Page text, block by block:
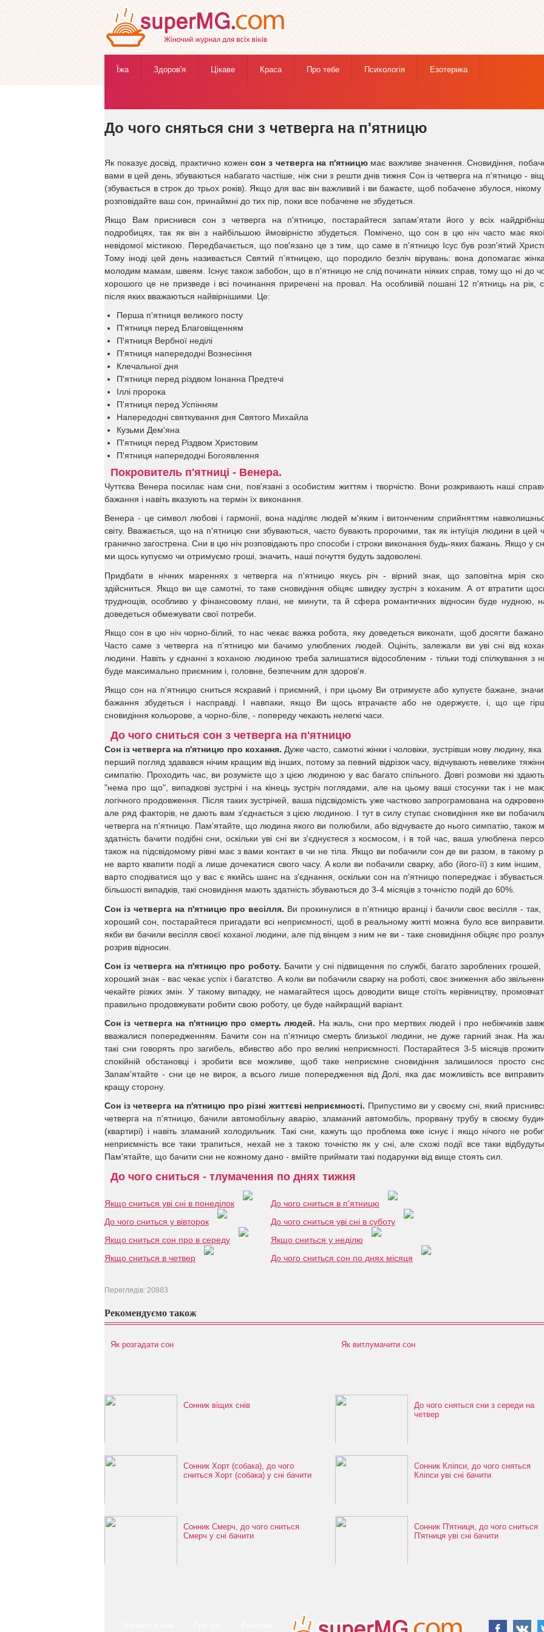
Їжа Здоров'я Цікаве Краса Про тебе Психологія Езотерика
До чого сняться сни з четверга на п'ятницю
Як показує досвід, практично коженсон з четверга на п'ятницюмає важливе значення. Сновидіння,
вами в цей день, збуваються набагато частіше, ніж сни з решти днів тижня Сон із четверга на п'ятницю -
(збувається в строк до трьох років). Якщо для вас він важливий і ви бажаєте, щоб побачене збулося, нікому
розповідайте ваш сон, принаймні до тих пір, поки все побачене не збудеться.
Якщо Вам приснився сон з четверга на п'ятницю, постарайтеся запам'ятати його у всіх
подробицях, так як він з найбільшою ймовірністю збудеться. Помічено, що сон в цю ніч часто має
невідомої містикою. Передбачається, що пов'язано це з тим, що саме в п'ятницю Ісус був розп'ятий
Тому іноді цей день називається Святий п'ятницею, що породило безліч вірувань: вона допомагає
молодим мамам, швеям. Існує також забобон, що в п'ятницю не слід починати ніяких справ, тому що ні до
хорошого це не призведе і всі починання приречені на провал. На особливій пошані 12 п'ятниць на рік,
після яких вважаються найвірнішими. Це:
Перша п'ятниця великого посту
П'ятниця перед Благовіщенням
П'ятниця Вербної неділі
П'ятниця напередодні Вознесіння
Клечальної дня
П'ятниця перед різдвом Іонанна Предтечі
Іллі пророка
П'ятниця перед Успінням
Напередодні святкування дня Святого Михайла
Кузьми Дем'яна
П'ятниця перед Різдвом Христовим
П'ятниця напередодні Богоявлення
Покровитель п'ятниці - Венера.
Чуттєва Венера посилає нам сни, пов'язані з особистим життям і творчістю. Вони розкривають наші
бажання і навіть вказують на термін їх виконання.
Венера - це символ любові і гармонії, вона наділяє людей м'яким і витонченим сприйняттям
світу. Вважається, що на п'ятницю сни збуваються, часто бувають пророчими, так як інтуїція людини в цей
гранично загострена. Сни в цю ніч розповідають про способи і строки виконання будь-яких бажань. Якщо у
ми щось купуємо чи отримуємо гроші, значить, наші почуття будуть задоволені.
Придбати в нічних мареннях з четверга на п'ятницю якусь річ - вірний знак, що заповітна мрія
здійсниться. Якщо ви ще самотні, то таке сновидіння обіцяє швидку зустріч з коханим. А от втратити
труднощів, особливо у фінансовому плані, не минути, та й сфера романтичних відносин буде нудною,
доведеться обмежувати свої потреби.
Якщо сон в цю ніч чорно-білий, то нас чекає важка робота, яку доведеться виконати, щоб досягти
Часто саме з четверга на п'ятницю ми бачимо улюблених людей. Оцініть, залежали ви уві сні від
людини. Навіть у єднанні з коханою людиною треба залишатися відособленим - тільки тоді спілкування з
буде максимально приємним і, головне, безпечним для здоров'я.
Якщо сон на п'ятницю сниться яскравий і приємний, і при цьому Ви отримуєте або купуєте бажане,
бажання збудеться і насправді. І навпаки, якщо Ви щось втрачаєте або не одержуєте, і, що ще
сновидіння кольорове, а чорно-біле, - попереду чекають нелегкі часи.
До чого сниться сон з четверга на п'ятницю
Сон із четверга на п'ятницю про кохання. Дуже часто, самотні жінки і чоловіки, зустрівши нову людину, яка
перший погляд здавався нічим кращим від інших, потому за певний відрізок часу, відчувають невелике
симпатію. Проходить час, ви розумієте що з цією людиною у вас багато спільного. Довгі розмови які
"нема про що", випадкові зустрічі і на кінець зустріч поглядами, але на цьому ваші стосунки так і не
логічного продовження. Після таких зустрічей, ваша підсвідомість уже частково запрограмована на
але ряд факторів, не дають вам з'єднається з цією людиною. І тут в силу ступає сновидіння яке ви
четверга на п'ятницю. Пам'ятайте, що людина якого ви полюбили, або відчуваєте до нього симпатію, також
здатність бачити подібні сни, оскільки уві сні ви з'єднуєтеся з космосом, і в той час, ваша улюблена
також на підсвідомому рівні має з вами контакт в чи не тіла. Якщо ви побачили сон де ви разом, в такому
не варто квапити події а лише дочекатися свого часу. А коли ви побачили сварку, або (його-її) з ким іншим,
варто сподіватися що у вас є якийсь шанс на з'єднання, оскільки сон на п'ятницю попереджає і
більшості випадків, такі сновидіння мають здатність збуваються до 3-4 місяців з точністю подій до 60%.
Сон із четверга на п'ятницю про весілля. Ви прокинулися в п'ятницю вранці і бачили своє весілля - так,
хороший сон, постарайтеся пригадати всі неприємності, щоб в реальному житті можна було все
якби ви бачили весілля своєї коханої людини, але під вінцем з ним не ви - таке сновидіння обіцяє про
розрив відносин.
Сон із четверга на п'ятницю про роботу. Бачити у сні підвищення по службі, багато зароблених грошей,
хороший знак - вас чекає успіх і багатство. А коли ви побачили сварку на роботі, своє зниження або
чекайте різких змін. У такому випадку, не намагайтеся щось доводити вище стоїть керівництву,
правильно продовжувати робити свою роботу, це буде найкращий варіант.
Сон із четверга на п'ятницю про смерть людей. На жаль, сни про мертвих людей і про небіжчиків
вважалися попередженням. Бачити сон на п'ятницю смерть близької людини, не дуже гарний знак. На
такі сни говорять про загибель, вбивство або про великі неприємності. Постарайтеся 3-5 місяців
спокійній обстановці і зробити все можливе, щоб таке неприємне сновидіння залишилося просто
Запам'ятайте - сни це не вирок, а всього лише попередження від Долі, яка дає можливість все
кращу сторону.
Сон із четверга на п'ятницю про різні життєві неприємності. Припустимо ви у своєму сні, який
четверга на п'ятницю, бачили автомобільну аварію, зламаний автомобіль, прорвану трубу в своєму
(квартирі) і навіть зламаний холодильник. Такі сни, кажуть що проблема вже існує і якщо нічого не
неприємність все таки трапиться, нехай не з такою точністю як у сні, але схожі події все таки
Пам'ятайте, що бачити сни не кожному дано - вмійте приймати такі подарунки від вище стоять сил.
До чого сниться - тлумачення по днях тижня
Якщо сниться уві сні в понеділок
До чого сниться у вівторок
Якщо сниться сон про в середу
Якщо сниться в четвер
До чого сниться в п'ятницю
До чого сниться уві сні в суботу
Якщо сниться у неділю
До чого сниться сон по днях місяця
Переглядів: 20883
Рекомендуємо також
Як розгадати сон Як витлумачити сон
Сонник віщих снів
До чого сняться сни з середи на
четвер
Сонник Хорт (собака), до чого
сниться Хорт (собака) у сні бачити
Сонник Кліпси, до чого сняться
Кліпси уві сні бачити
Сонник Смерч, до чого сниться
Смерч у сні бачити
Сонник П'ятниця, до чого сниться
П'ятниця уві сні бачити